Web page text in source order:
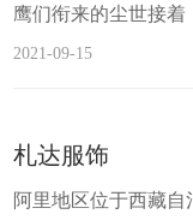
鹰们衔来的尘世接
的天底之下，溶进澄
冒出头的青葱有着人
草，转世到一炷藏
画刚好让一坛森郭的
2021-09-15
札达服饰
阿里地区位于西藏